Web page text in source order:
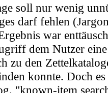
soll nur wenig
darf fehlen
war
dem Nutzer
zu den
konnte. Doch
"known-item